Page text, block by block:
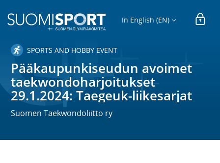
In English (EN)
SPORTS AND HOBBY EVENT
Pääkaupunkiseudun avoimet
taekwondoharjoitukset
29.1.2024: Taegeuk-liikesarjat
Suomen Taekwondoliitto ry